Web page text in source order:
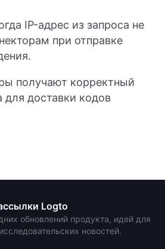
IP-адрес из запроса не
при отправке
получают корректный
для доставки кодов
Logto
обновлений продукта, идей для
новостей.